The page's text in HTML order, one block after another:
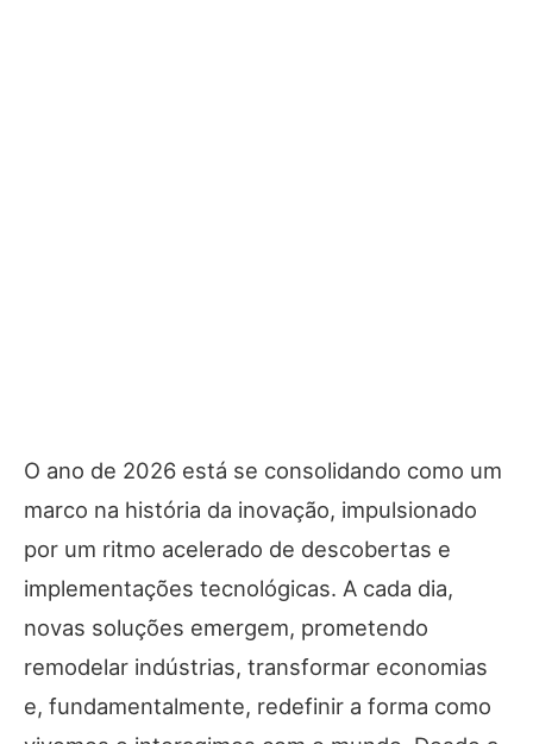
O ano de 2026 está se consolidando como um
marco na história da inovação, impulsionado
por um ritmo acelerado de descobertas e
implementações tecnológicas. A cada dia,
novas soluções emergem, prometendo
remodelar indústrias, transformar economias
e, fundamentalmente, redefinir a forma como